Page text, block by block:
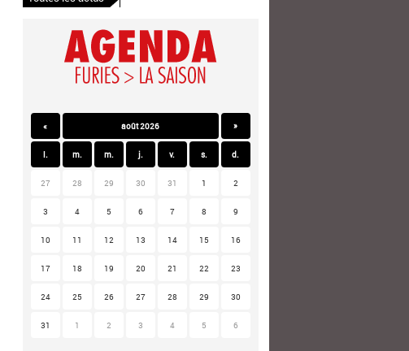
« août 2026 »
l. m. m. j. v. s. d.
27 28 29 30 31 1 2
3 4 5 6 7 8 9
10 11 12 13 14 15 16
17 18 19 20 21 22 23
24 25 26 27 28 29 30
31 1 2 3 4 5 6